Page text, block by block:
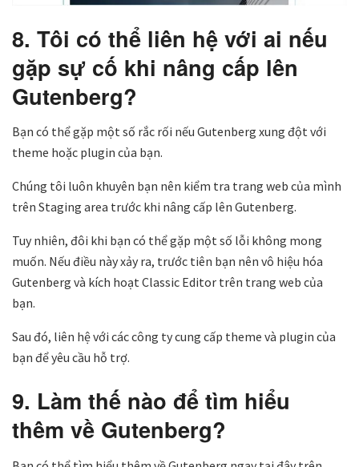
8. Tôi có thể liên hệ với ai nếu
gặp sự cố khi nâng cấp lên
Gutenberg?
Bạn có thể gặp một số rắc rối nếu Gutenberg xung đột với
theme hoặc plugin của bạn.
Chúng tôi luôn khuyên bạn nên kiểm tra trang web của mình
trên Staging area trước khi nâng cấp lên Gutenberg.
Tuy nhiên, đôi khi bạn có thể gặp một số lỗi không mong
muốn. Nếu điều này xảy ra, trước tiên bạn nên vô hiệu hóa
Gutenberg và kích hoạt Classic Editor trên trang web của
bạn.
Sau đó, liên hệ với các công ty cung cấp theme và plugin của
bạn để yêu cầu hỗ trợ.
9. Làm thế nào để tìm hiểu
thêm về Gutenberg?